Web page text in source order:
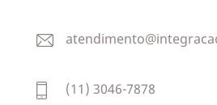
(11) 3046-7878